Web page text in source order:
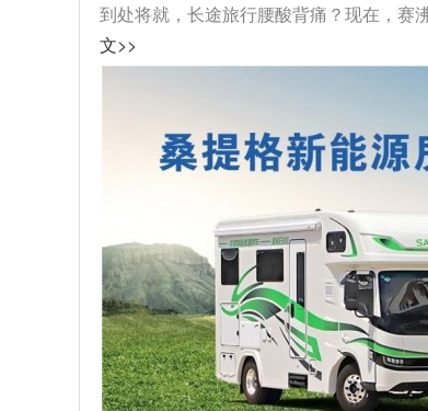
到处将就，长途旅行腰酸背痛？现在，赛
文>>